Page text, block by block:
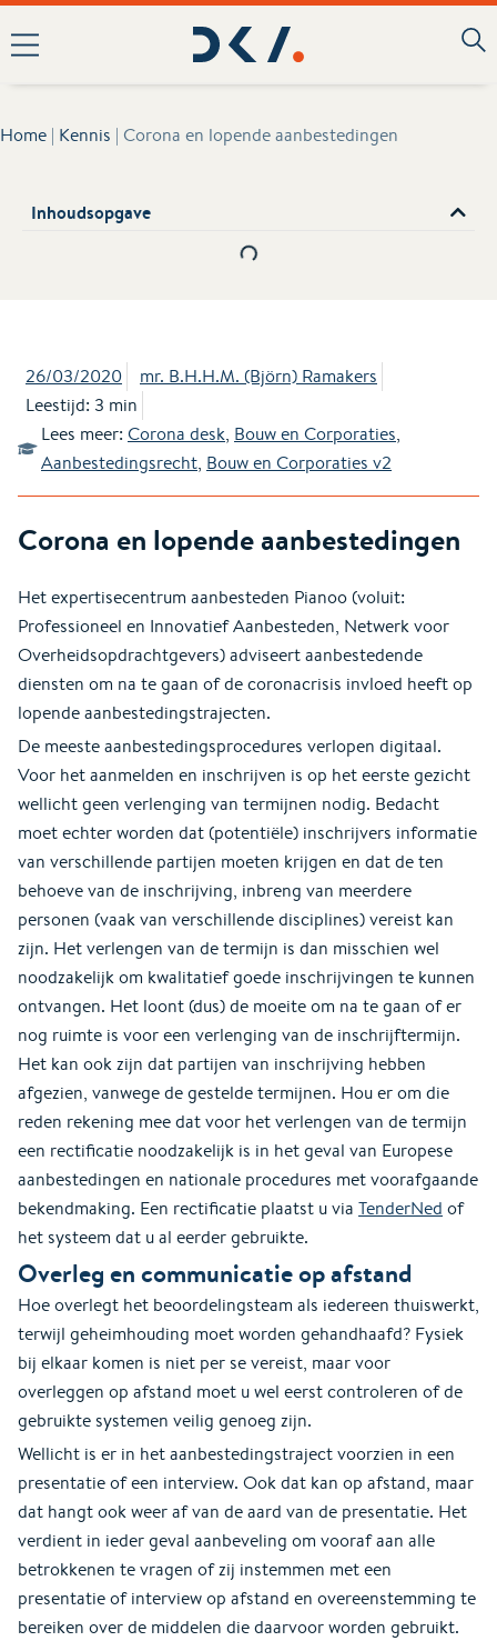
Home | Kennis | Corona en lopende aanbestedingen
Inhoudsopgave
26/03/2020
mr. B.H.H.M. (Björn) Ramakers
Leestijd: 3 min
Lees meer: Corona desk, Bouw en Corporaties,
Aanbestedingsrecht, Bouw en Corporaties v2
Corona en lopende aanbestedingen
Het expertisecentrum aanbesteden Pianoo (voluit:
Professioneel en Innovatief Aanbesteden, Netwerk voor
Overheidsopdrachtgevers) adviseert aanbestedende
diensten om na te gaan of de coronacrisis invloed heeft op
lopende aanbestedingstrajecten.
De meeste aanbestedingsprocedures verlopen digitaal.
Voor het aanmelden en inschrijven is op het eerste gezicht
wellicht geen verlenging van termijnen nodig. Bedacht
moet echter worden dat (potentiële) inschrijvers informatie
van verschillende partijen moeten krijgen en dat de ten
behoeve van de inschrijving, inbreng van meerdere
personen (vaak van verschillende disciplines) vereist kan
zijn. Het verlengen van de termijn is dan misschien wel
noodzakelijk om kwalitatief goede inschrijvingen te kunnen
ontvangen. Het loont (dus) de moeite om na te gaan of er
nog ruimte is voor een verlenging van de inschrijftermijn.
Het kan ook zijn dat partijen van inschrijving hebben
afgezien, vanwege de gestelde termijnen. Hou er om die
reden rekening mee dat voor het verlengen van de termijn
een rectificatie noodzakelijk is in het geval van Europese
aanbestedingen en nationale procedures met voorafgaande
bekendmaking. Een rectificatie plaatst u via TenderNed of
het systeem dat u al eerder gebruikte.
Overleg en communicatie op afstand
Hoe overlegt het beoordelingsteam als iedereen thuiswerkt,
terwijl geheimhouding moet worden gehandhaafd? Fysiek
bij elkaar komen is niet per se vereist, maar voor
overleggen op afstand moet u wel eerst controleren of de
gebruikte systemen veilig genoeg zijn.
Wellicht is er in het aanbestedingstraject voorzien in een
presentatie of een interview. Ook dat kan op afstand, maar
dat hangt ook weer af van de aard van de presentatie. Het
verdient in ieder geval aanbeveling om vooraf aan alle
betrokkenen te vragen of zij instemmen met een
presentatie of interview op afstand en overeenstemming te
bereiken over de middelen die daarvoor worden gebruikt.